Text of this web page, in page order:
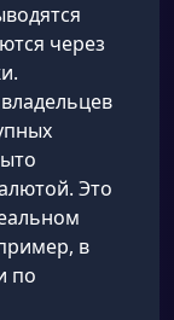
через
Это
в
по